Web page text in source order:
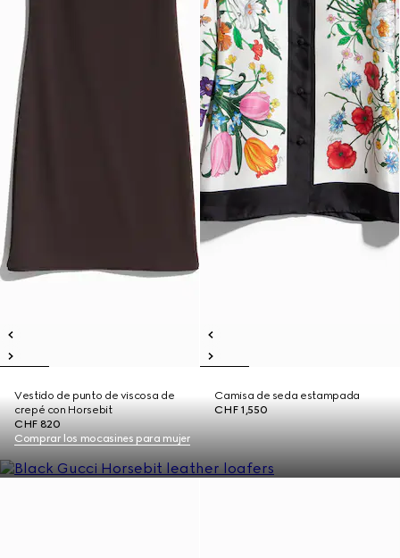
Vestido de punto de viscosa de
crepé con Horsebit
CHF 820
Camisa de seda estampada
CHF 1,550
Comprar los mocasines para mujer